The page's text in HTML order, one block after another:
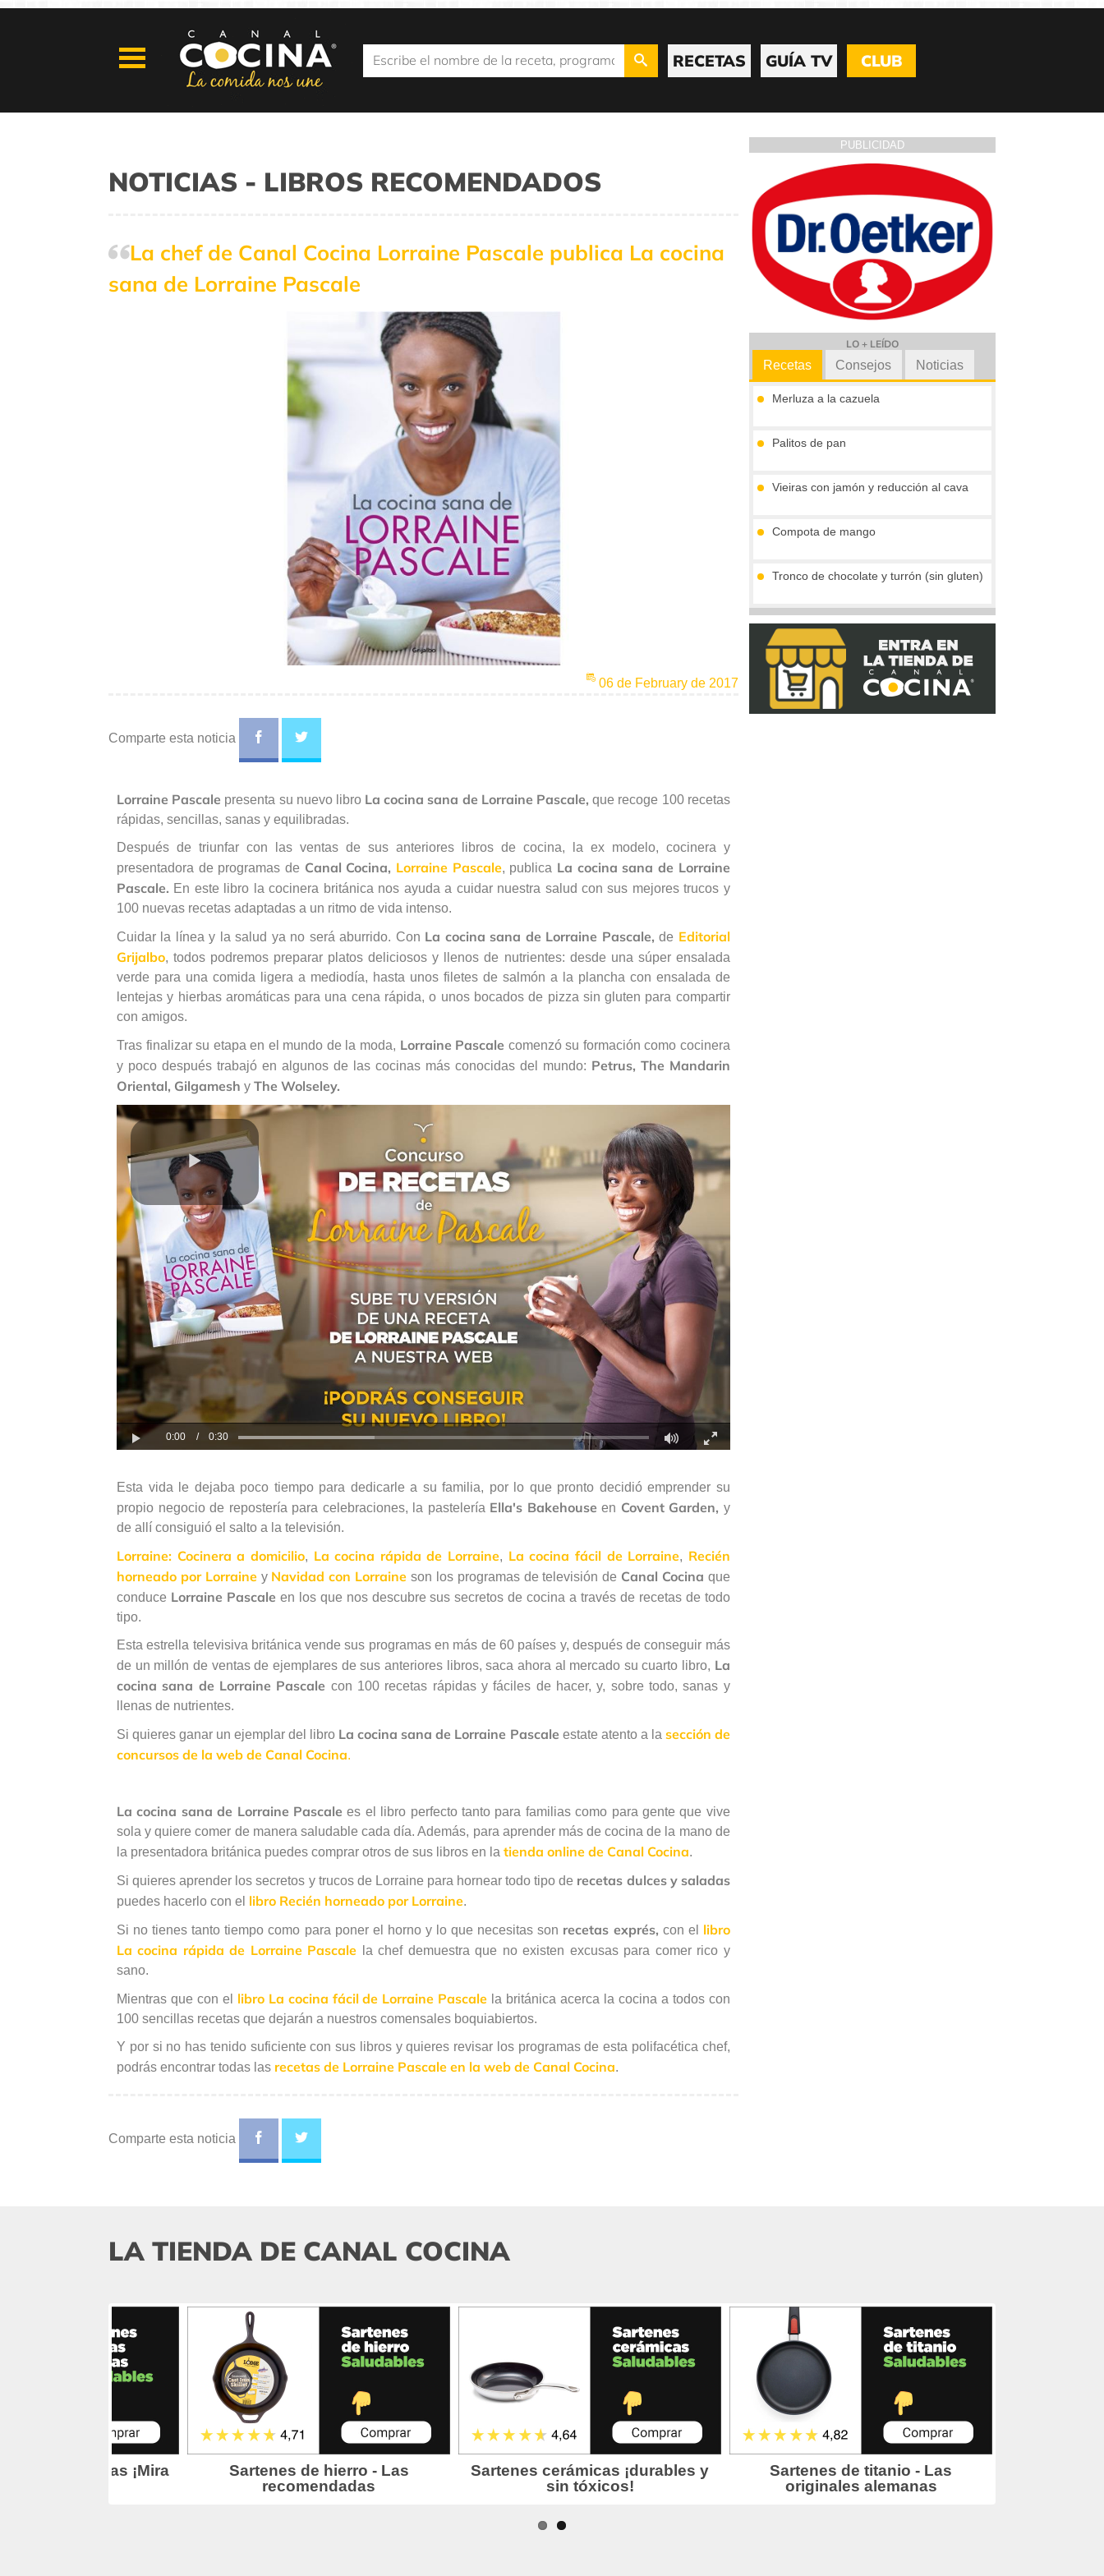
RECETAS GUÍA TV CLUB
NOTICIAS - LIBROS RECOMENDADOS
La chef de Canal Cocina Lorraine Pascale publica La cocina
sana de Lorraine Pascale
06 de February de 2017
Comparte esta noticia
Lorraine Pascale presenta su nuevo libro La cocina sana de Lorraine Pascale, que recoge 100 recetas
rápidas, sencillas, sanas y equilibradas.
Después de triunfar con las ventas de sus anteriores libros de cocina, la ex modelo, cocinera y
presentadora de programas de Canal Cocina, Lorraine Pascale, publica La cocina sana de Lorraine
Pascale. En este libro la cocinera británica nos ayuda a cuidar nuestra salud con sus mejores trucos y
100 nuevas recetas adaptadas a un ritmo de vida intenso.
Cuidar la línea y la salud ya no será aburrido. Con La cocina sana de Lorraine Pascale, de Editorial
Grijalbo, todos podremos preparar platos deliciosos y llenos de nutrientes: desde una súper ensalada
verde para una comida ligera a mediodía, hasta unos filetes de salmón a la plancha con ensalada de
lentejas y hierbas aromáticas para una cena rápida, o unos bocados de pizza sin gluten para compartir
con amigos.
Tras finalizar su etapa en el mundo de la moda, Lorraine Pascale comenzó su formación como cocinera
y poco después trabajó en algunos de las cocinas más conocidas del mundo: Petrus, The Mandarin
Oriental, Gilgamesh y The Wolseley.
Esta vida le dejaba poco tiempo para dedicarle a su familia, por lo que pronto decidió emprender su
propio negocio de repostería para celebraciones, la pastelería Ella's Bakehouse en Covent Garden, y
de allí consiguió el salto a la televisión.
Lorraine: Cocinera a domicilio, La cocina rápida de Lorraine, La cocina fácil de Lorraine, Recién
horneado por Lorrainey Navidad con Lorraine son los programas de televisión de Canal Cocina que
conduce Lorraine Pascale en los que nos descubre sus secretos de cocina a través de recetas de todo
tipo.
Esta estrella televisiva británica vende sus programas en más de 60 países y, después de conseguir más
de un millón de ventas de ejemplares de sus anteriores libros, saca ahora al mercado su cuarto libro, La
cocina sana de Lorraine Pascale con 100 recetas rápidas y fáciles de hacer, y, sobre todo, sanas y
llenas de nutrientes.
Si quieres ganar un ejemplar del libro La cocina sana de Lorraine Pascale estate atento a la sección de
concursos de la web de Canal Cocina.
La cocina sana de Lorraine Pascale es el libro perfecto tanto para familias como para gente que vive
sola y quiere comer de manera saludable cada día. Además, para aprender más de cocina de la mano de
la presentadora británica puedes comprar otros de sus libros en la tienda online de Canal Cocina.
Si quieres aprender los secretos y trucos de Lorraine para hornear todo tipo de recetas dulces y saladas
puedes hacerlo con el libro Recién horneado por Lorraine.
Si no tienes tanto tiempo como para poner el horno y lo que necesitas son recetas exprés, con el libro
La cocina rápida de Lorraine Pascale la chef demuestra que no existen excusas para comer rico y
sano.
Mientras que con el libro La cocina fácil de Lorraine Pascale la británica acerca la cocina a todos con
100 sencillas recetas que dejarán a nuestros comensales boquiabiertos.
Y por si no has tenido suficiente con sus libros y quieres revisar los programas de esta polifacética chef,
podrás encontrar todas las recetas de Lorraine Pascale en la web de Canal Cocina.
Comparte esta noticia
PUBLICIDAD
LO + LEÍDO
Recetas
Merluza a la cazuela
Palitos de pan
Vieiras con jamón y reducción al cava
Compota de mango
Tronco de chocolate y turrón (sin gluten)
Crema de boletus y huevo de codorniz
Consejos Noticias
LA TIENDA DE CANAL COCINA